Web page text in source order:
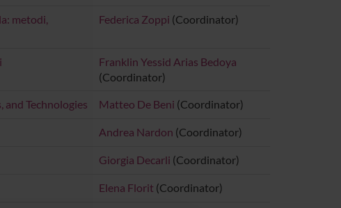
metodi,
Federica Zoppi (Coordinator)
Franklin Yessid Arias Bedoya
(Coordinator)
and Technologies Matteo De Beni (Coordinator)
Andrea Nardon (Coordinator)
Giorgia Decarli (Coordinator)
Elena Florit (Coordinator)